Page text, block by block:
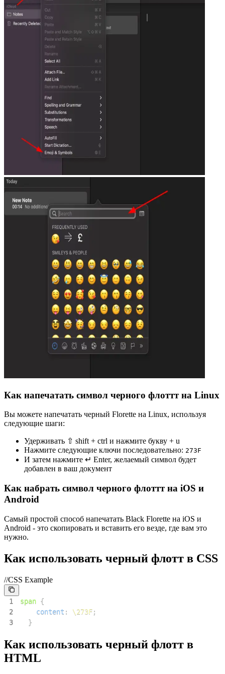
Как напечатать символ черного флоттт на Linux
Вы можете напечатать черный Florette на Linux, используя
следующие шаги:
Удерживать ⇧ shift + ctrl и нажмите букву + u
Нажмите следующие ключи последовательно: 273F
И затем нажмите ↵ Enter, желаемый символ будет
добавлен в ваш документ
Как набрать символ черного флоттт на iOS и
Android
Самый простой способ напечатать Black Florette на iOS и
Android - это скопировать и вставить его везде, где вам это
нужно.
Как использовать черный флотт в CSS
//CSS Example
1 span {
2
content : \273F;
3
}
Как использовать черный флотт в
HTML